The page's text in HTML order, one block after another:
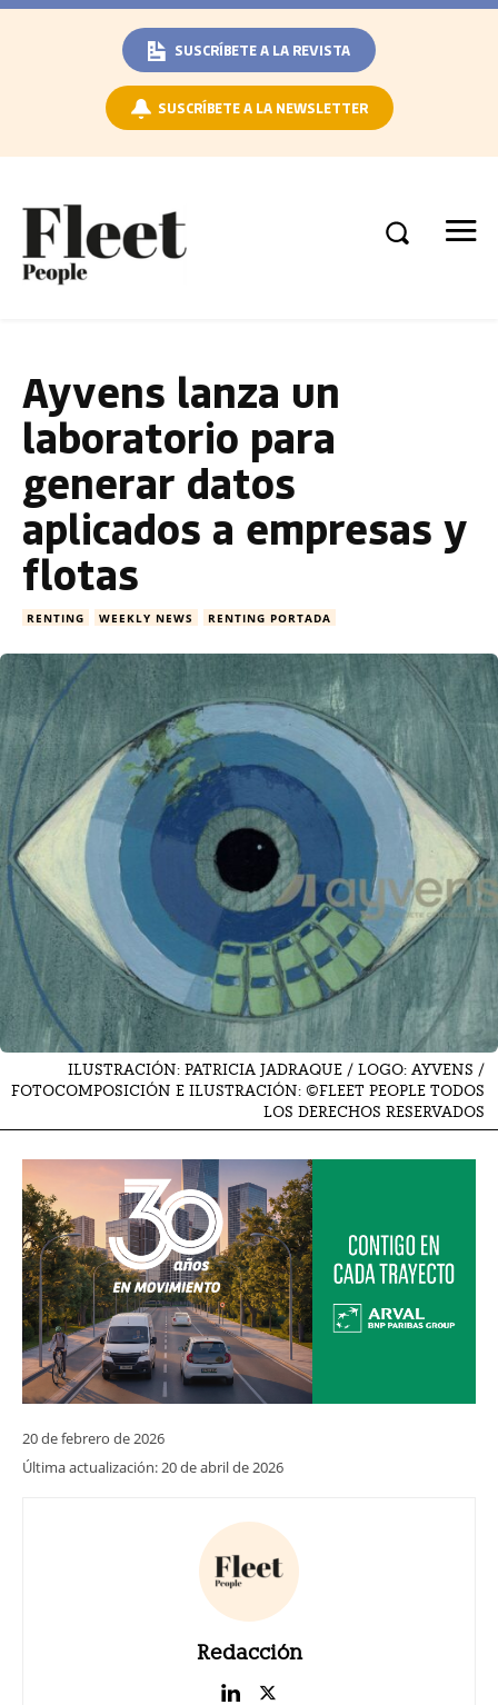
SUSCRÍBETE A LA REVISTA
SUSCRÍBETE A LA NEWSLETTER
Ayvens lanza un
laboratorio para
generar datos
aplicados a empresas y
flotas
RENTING WEEKLY NEWS RENTING PORTADA
ILUSTRACIÓN: PATRICIA JADRAQUE / LOGO: AYVENS /
FOTOCOMPOSICIÓN E ILUSTRACIÓN: ©FLEET PEOPLE TODOS
LOS DERECHOS RESERVADOS
20 de febrero de 2026
Última actualización: 20 de abril de 2026
Redacción